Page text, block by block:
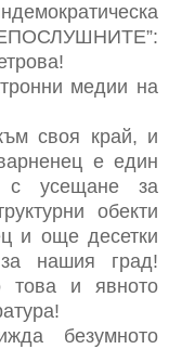
медии на
своя край, и
е един
с усещане за
обекти
и още десетки
нашия град!
това и явното
безумното